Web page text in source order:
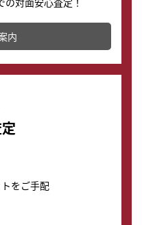
本店では、時計販売の
してお得に新しい時計
内
をご手配